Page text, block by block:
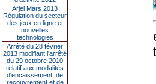
Arjel Mars 2013
Régulation du secteur
des jeux en ligne et
nouvelles
technologies
Arrêté du 28 février
2013 modifiant l'arrêté
du 29 octobre 2010
relatif aux modalités
d'encaissement, de
recouvrement et de